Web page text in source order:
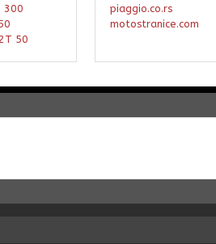
300
50
piaggio.co.rs
motostranice.com